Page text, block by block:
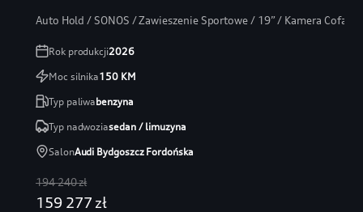
Auto Hold / SONOS / Zawieszenie Sportowe / 19” / Kamera Cofania
Rok produkcji2026
Moc silnika150KM
Typ paliwabenzyna
Typ nadwoziasedan / limuzyna
SalonAudi Bydgoszcz Fordońska
194 240 zł
159 277 zł